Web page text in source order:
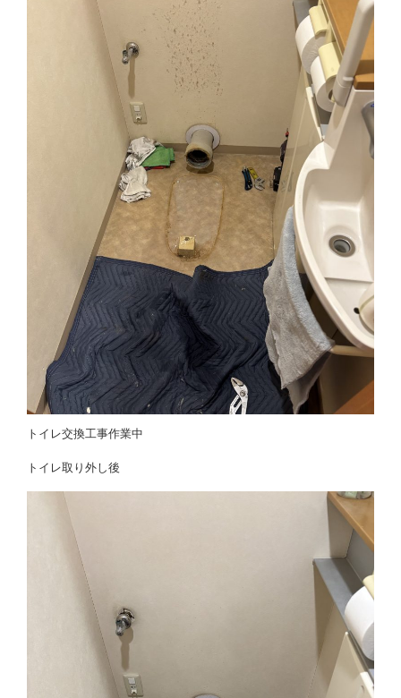
トイレ交換工事作業中
トイレ取り外し後